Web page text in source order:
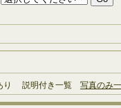
り 説明付き一覧 写真のみ